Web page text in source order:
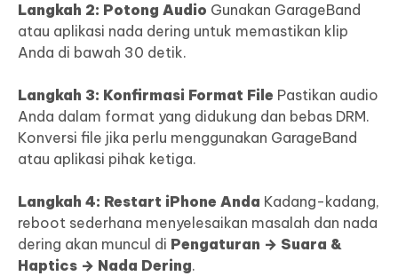
Langkah 2: Potong Audio Gunakan GarageBand
atau aplikasi nada dering untuk memastikan klip
Anda di bawah 30 detik.
Langkah 3: Konfirmasi Format File Pastikan audio
Anda dalam format yang didukung dan bebas DRM.
Konversi file jika perlu menggunakan GarageBand
atau aplikasi pihak ketiga.
Langkah 4: Restart iPhone Anda Kadang-kadang,
reboot sederhana menyelesaikan masalah dan nada
dering akan muncul di Pengaturan → Suara &
Haptics → Nada Dering.